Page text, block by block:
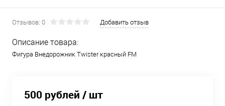
Отзывов: 0 Добавить отзыв
Описание товара:
Фигура Внедорожник Twister красный FM
500 рублей / шт